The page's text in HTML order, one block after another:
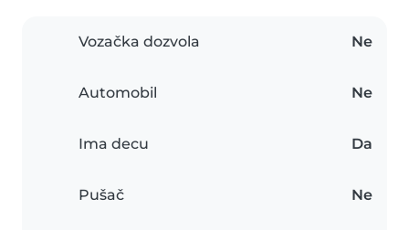
Vozačka dozvola Ne
Automobil Ne
Ima decu Da
Pušač Ne